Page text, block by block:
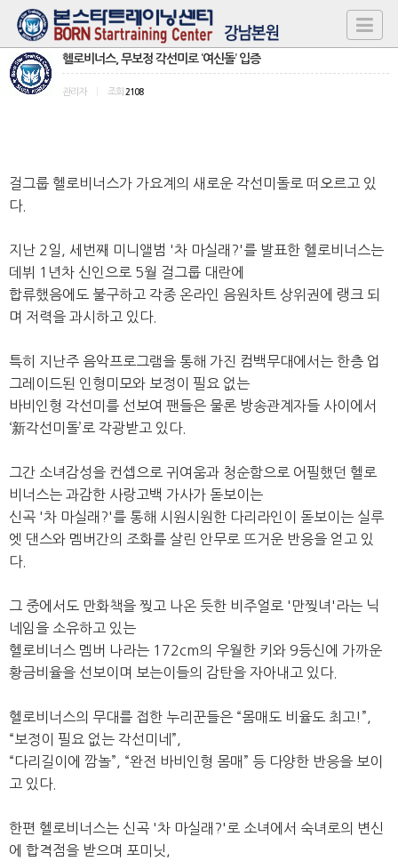
헬로비너스, 무보정 각선미로 ‘여신돌’ 입증
관리자 조회 2108
걸그룹 헬로비너스가 가요계의 새로운 각선미돌로 떠오르고 있
다.
지난 2일, 세번째 미니앨범 '차 마실래?'를 발표한 헬로비너스는
데뷔 1년차 신인으로 5월 걸그룹 대란에
합류했음에도 불구하고 각종 온라인 음원차트 상위권에 랭크 되
며 저력을 과시하고 있다.
특히 지난주 음악프로그램을 통해 가진 컴백무대에서는 한층 업
그레이드된 인형미모와 보정이 필요 없는
바비인형 각선미를 선보여 팬들은 물론 방송관계자들 사이에서
‘新각선미돌’로 각광받고 있다.
그간 소녀감성을 컨셉으로 귀여움과 청순함으로 어필했던 헬로
비너스는 과감한 사랑고백 가사가 돋보이는
신곡 '차 마실래?'를 통해 시원시원한 다리라인이 돋보이는 실루
엣 댄스와 멤버간의 조화를 살린 안무로 뜨거운 반응을 얻고 있
다.
그 중에서도 만화책을 찢고 나온 듯한 비주얼로 '만찢녀'라는 닉
네임을 소유하고 있는
헬로비너스 멤버 나라는 172cm의 우월한 키와 9등신에 가까운
황금비율을 선보이며 보는이들의 감탄을 자아내고 있다.
헬로비너스의 무대를 접한 누리꾼들은 “몸매도 비율도 최고!”,
“보정이 필요 없는 각선미네”,
“다리길이에 깜놀”, “완전 바비인형 몸매” 등 다양한 반응을 보이
고 있다.
한편 헬로비너스는 신곡 '차 마실래?'로 소녀에서 숙녀로의 변신
에 합격점을 받으며 포미닛,